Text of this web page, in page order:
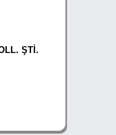
ŞTİ.